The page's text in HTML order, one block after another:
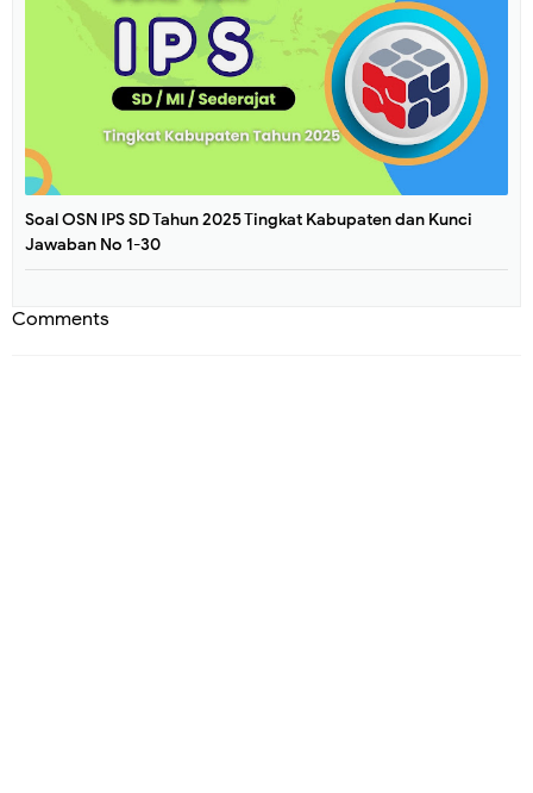
Soal OSN IPS SD Tahun 2025 Tingkat Kabupaten dan Kunci
Jawaban No 1-30
Comments